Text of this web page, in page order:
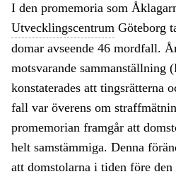
I den promemoria som
Utvecklingscentrum Göteborg
domar avseende 46 mordfall.
motsvarande sammanställning
konstaterades att tingsrätterna
fall var överens om
promemorian framgår att
helt samstämmiga. Denna
att domstolarna i tiden före